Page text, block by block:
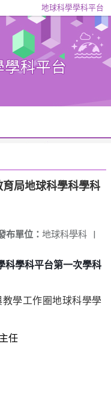
地球科學學科平台
局地球科學科學科
布單位： 地球科學科 |
科學科平台第一次學科
教學工作圈地球科學學
任